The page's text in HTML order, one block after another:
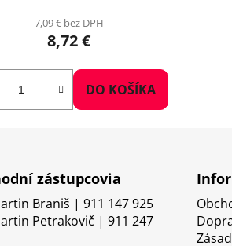
7,09 € bez DPH
8,72 €
DO KOŠÍKA
zástupcovia
Braniš | 911 147 925
Petrakovič | 911 247